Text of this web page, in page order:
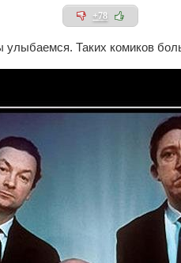
+78
Таких комиков